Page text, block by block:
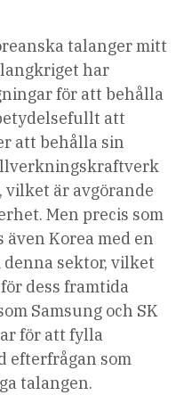
talanger mitt
har
för att behålla
att
att behålla sin
är avgörande
Men precis som
Korea med en
sektor, vilket
dess framtida
Samsung och SK
för att fylla
efterfrågan som
talangen.